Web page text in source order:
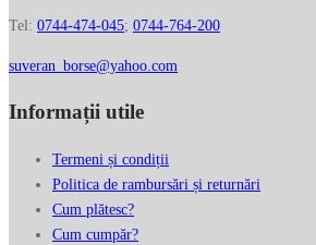
Tel: 0744-474-045; 0744-764-200
suveran_borse@yahoo.com
Informații utile
Termeni și condiții
Politica de rambursări și returnări
Cum plătesc?
Cum cumpăr?